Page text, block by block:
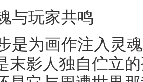
与玩家共鸣
是为画作注入灵
末影人独自伫立